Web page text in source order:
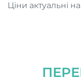
Ціни актуальні